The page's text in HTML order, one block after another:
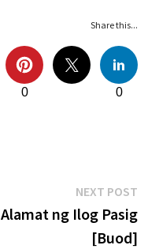
Share this...
0 0
NEXT POST
Alamat ng Ilog Pasig
[Buod]